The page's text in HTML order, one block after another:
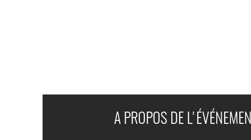
A PROPOS DE L'ÉVÉNEMENT